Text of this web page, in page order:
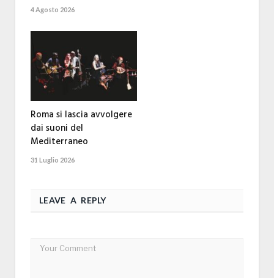
4 Agosto 2026
Roma si lascia avvolgere
dai suoni del
Mediterraneo
31 Luglio 2026
LEAVE A REPLY